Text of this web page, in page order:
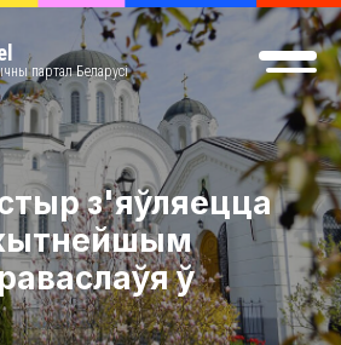
партал Беларусі
з'яўляецца
ў